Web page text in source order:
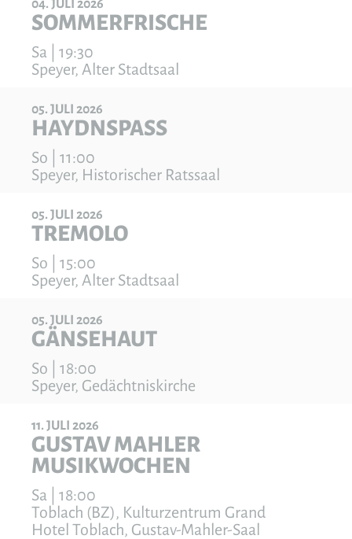
04 JULI 2026
SOMMERFRISCHE
Sa | 19:30
Speyer, Alter Stadtsaal
05 JULI 2026
HAYDNSPASS
So | 11:00
Speyer, Historischer Ratssaal
05 JULI 2026
TREMOLO
So | 15:00
Speyer, Alter Stadtsaal
05 JULI 2026
GÄNSEHAUT
So | 18:00
Speyer, Gedächtniskirche
11 JULI 2026
GUSTAV MAHLER
MUSIKWOCHEN
Sa | 18:00
Toblach (BZ), Kulturzentrum Grand
Hotel Toblach, Gustav-Mahler-Saal